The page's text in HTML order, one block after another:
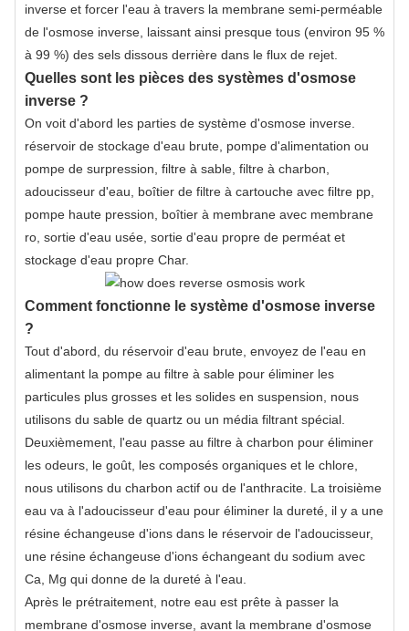
inverse et forcer l'eau à travers la membrane semi-perméable
de l'osmose inverse, laissant ainsi presque tous (environ 95 %
à 99 %) des sels dissous derrière dans le flux de rejet.
Quelles sont les pièces des systèmes d'osmose
inverse ?
On voit d'abord les parties de système d'osmose inverse
réservoir de stockage d'eau brute, pompe d'alimentation ou
pompe de surpression, filtre à sable, filtre à charbon,
adoucisseur d'eau, boîtier de filtre à cartouche avec filtre pp,
pompe haute pression, boîtier à membrane avec membrane
ro, sortie d'eau usée, sortie d'eau propre de perméat et
stockage d'eau propre Char.
Comment fonctionne le système d'osmose inverse
?
Tout d'abord, du réservoir d'eau brute, envoyez de l'eau en
alimentant la pompe au filtre à sable pour éliminer les
particules plus grosses et les solides en suspension, nous
utilisons du sable de quartz ou un média filtrant spécial.
Deuxièmement, l'eau passe au filtre à charbon pour éliminer
les odeurs, le goût, les composés organiques et le chlore,
nous utilisons du charbon actif ou de l'anthracite. La troisième
eau va à l'adoucisseur d'eau pour éliminer la dureté, il y a une
résine échangeuse d'ions dans le réservoir de l'adoucisseur,
une résine échangeuse d'ions échangeant du sodium avec
Ca, Mg qui donne de la dureté à l'eau.
Après le prétraitement, notre eau est prête à passer la
membrane d'osmose inverse, avant la membrane d'osmose